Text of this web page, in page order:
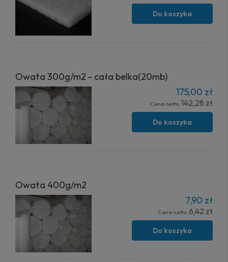
Do koszyka
Owata 300g/m2 - cała belka(20mb)
175,00 zł
Cena netto: 142,28 zł
Do koszyka
Owata 400g/m2
7,90 zł
Cena netto: 6,42 zł
Do koszyka